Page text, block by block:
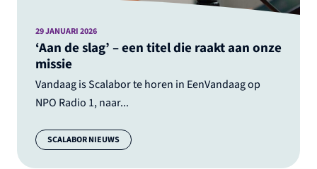
‘Aan de slag’ – een titel die raakt aan onze
missie
Vandaag is Scalabor te horen in EenVandaag op
NPO Radio 1, naar...
29 JANUARI 2026
Categorie:
SCALABOR NIEUWS